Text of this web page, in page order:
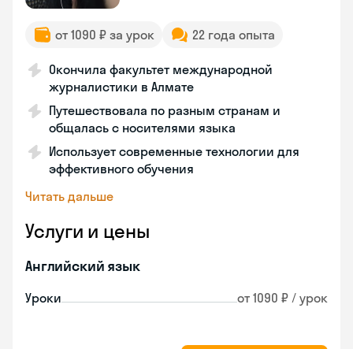
от 1090 ₽ за урок 22 года опыта
Окончила факультет международной
журналистики в Алмате
Путешествовала по разным странам и
общалась с носителями языка
Использует современные технологии для
эффективного обучения
Читать дальше
Услуги и цены
Английский язык
Уроки от 1090 ₽ / урок